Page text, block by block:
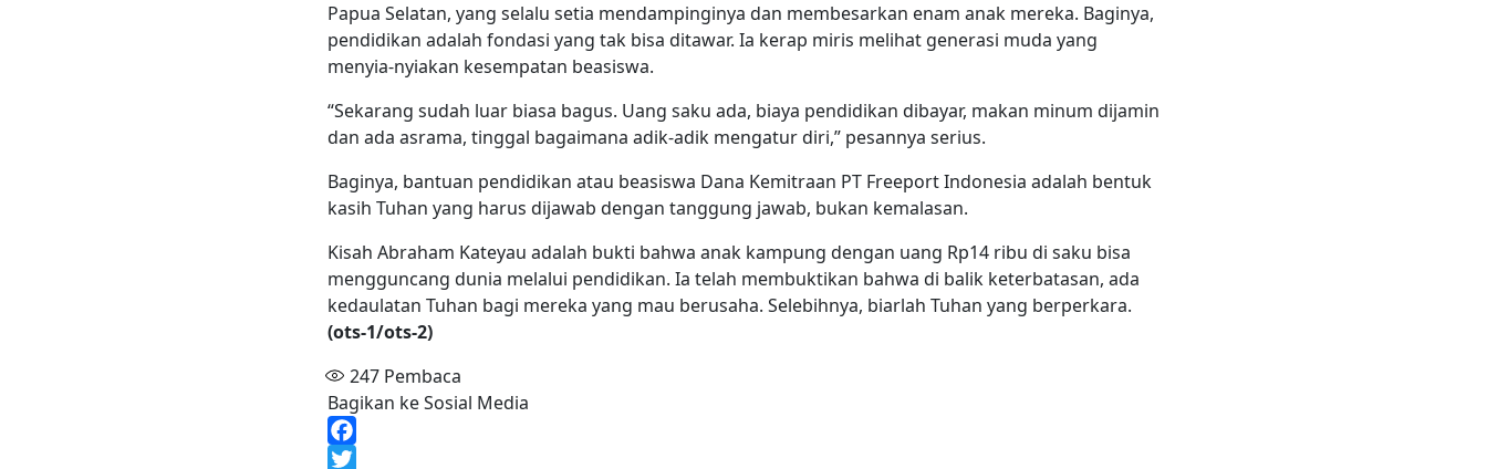
Papua Selatan, yang selalu setia mendampinginya dan membesarkan enam anak mereka. Baginya,
pendidikan adalah fondasi yang tak bisa ditawar. Ia kerap miris melihat generasi muda yang
menyia­-nyiakan kesempatan beasiswa.
“Sekarang sudah luar biasa bagus. Uang saku ada, biaya pendidikan dibayar, makan minum dijamin
dan ada asrama, tinggal bagaimana adik-adik mengatur diri,” pesannya ­serius.
Baginya, bantuan pendidikan atau beasiswa Dana Kemitraan PT Freeport Indonesia adalah bentuk
kasih Tuhan yang harus dijawab dengan tanggung jawab, bukan kemalasan.
Kisah Abraham Kateyau adalah bukti bahwa anak kampung dengan uang Rp14 ribu di saku bisa
mengguncang dunia melalui pendidikan. Ia telah membuktikan bahwa di balik keterbatasan, ada
kedaulatan Tuhan bagi mereka yang mau berusaha. Selebihnya, biarlah Tuhan yang berperkara.
(ots-1/ots-2)
247 Pembaca
Bagikan ke Sosial Media
Facebook